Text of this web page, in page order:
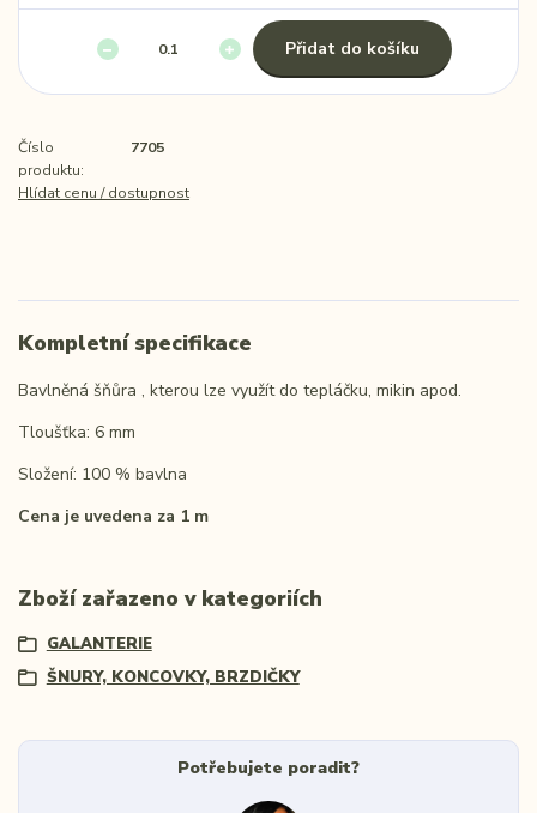
Přidat do košíku
Číslo
produktu:
7705
Hlídat cenu / dostupnost
Kompletní specifikace
Bavlněná šňůra , kterou lze využít do tepláčku, mikin apod.
Tloušťka: 6 mm
Složení: 100 % bavlna
Cena je uvedena za 1 m
Zboží zařazeno v kategoriích
GALANTERIE
ŠNURY, KONCOVKY, BRZDIČKY
Potřebujete poradit?